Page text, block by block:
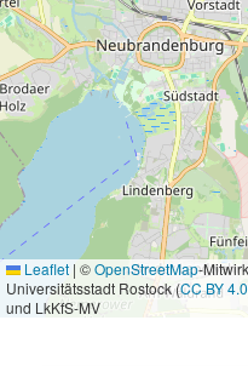
Leaflet | ©OpenStreetMap-
Universitätsstadt Rostock (CC BY 4.0
und LkKfS-MV